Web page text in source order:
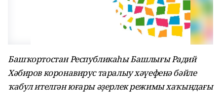
Башҡортостан Республикаһы Башлығы Радий
Хәбиров коронавирус таралыу хәүефенә бәйле
ҡабул ителгән юғары әҙерлек режимы хаҡындағы